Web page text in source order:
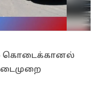
கொடைக்கானல்